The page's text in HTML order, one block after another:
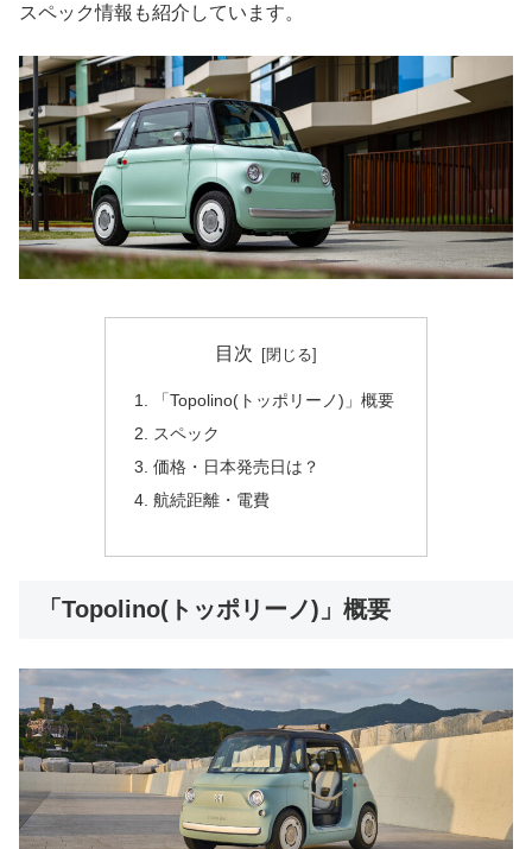
スペック情報も紹介しています。
目次
「Topolino(トッポリーノ)」概要
スペック
価格・日本発売日は？
航続距離・電費
「Topolino(トッポリーノ)」概要